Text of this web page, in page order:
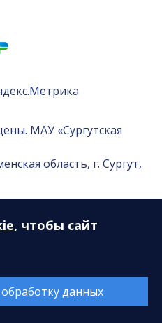
МАУ «Сургутская
область, г. Сургут,
лаборатория
Интернет-Эксперт
, чтобы сайт
данных